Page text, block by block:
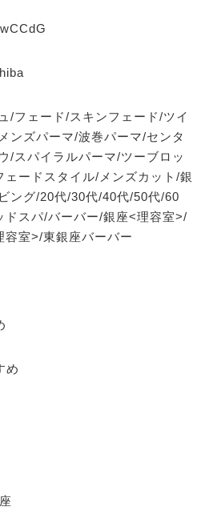
/フェード/スキンフェード/ツイ
ンズパーマ/波巻パーマ/センタ
/スパイラルパーマ/ツーブロッ
ェードスタイル/メンズカット/銀
ング/20代/30代/40代/50代/60
ドスパ/バーバー/銀座<理容室>/
室>/東銀座バーバー
め